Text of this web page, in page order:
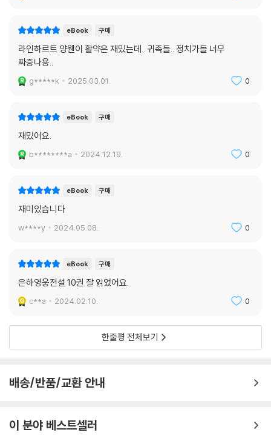
eBook 구매
라인하르트 양웬이 활약은 재밌는데.. 귀족들.. 정치가들 너무
짜증나용..
g*****k 2025.03.01. 0
eBook 구매
재밌어요.
b********a 2024.12.19. 0
eBook 구매
재미있습니다
w****y 2024.05.08. 0
eBook 구매
은하영웅전설 10권 잘 읽었어요.
c**a 2024.02.10. 0
한줄평 전체보기
배송/반품/교환 안내
이 분야 베스트셀러